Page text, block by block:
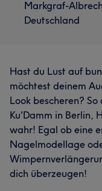
Markgraf-
Deutschland
Hast du Lust auf
möchtest deinem
Look bescheren?
Ku'Damm in Berlin,
wahr! Egal ob eine
Nagelmodellage
dich überzeugen!